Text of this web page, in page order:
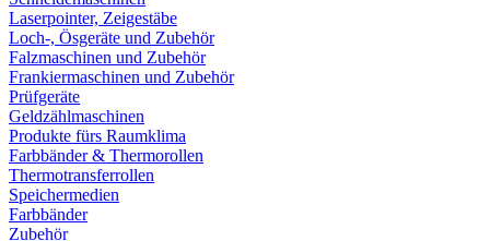
Laserpointer, Zeigestäbe
Loch-, Ösgeräte und Zubehör
Falzmaschinen und Zubehör
Frankiermaschinen und Zubehör
Prüfgeräte
Geldzählmaschinen
Produkte fürs Raumklima
Farbbänder & Thermorollen
Thermotransferrollen
Speichermedien
Farbbänder
Zubehör